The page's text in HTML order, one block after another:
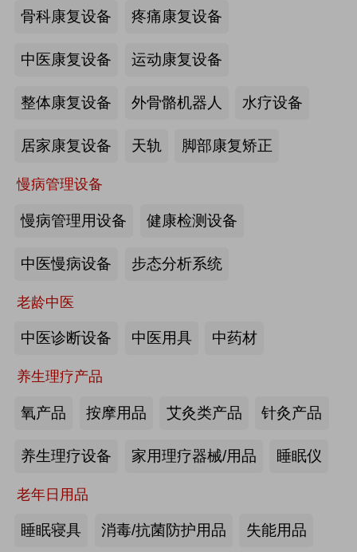
骨科康复设备 疼痛康复设备
中医康复设备 运动康复设备
整体康复设备 外骨骼机器人 水疗设备
居家康复设备 天轨 脚部康复矫正
慢病管理设备
慢病管理用设备 健康检测设备
中医慢病设备 步态分析系统
老龄中医
中医诊断设备 中医用具 中药材
养生理疗产品
氧产品 按摩用品 艾灸类产品 针灸产品
养生理疗设备 家用理疗器械/用品 睡眠仪
老年日用品
睡眠寝具 消毒/抗菌防护用品 失能用品
【如愿】升降浴室柜-海尔智慧康养
来源:注册会员
海尔电动轮椅-海尔智慧康养
来源:注册会员
懒人血压计M8-海尔智慧康养
来源:注册会员